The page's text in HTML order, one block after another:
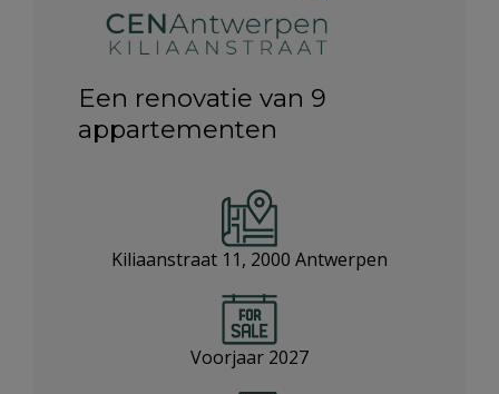
Een renovatie van 9
appartementen
Kiliaanstraat 11, 2000 Antwerpen
Voorjaar 2027